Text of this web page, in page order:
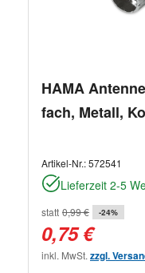
HAMA
fach, Metall,
Artikel-Nr.:572541
Lieferzeit 2-5
statt 0,99 € -24%
0,75 €
inkl. MwSt. zzgl.